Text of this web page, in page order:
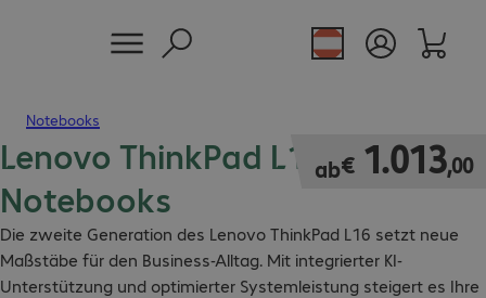
Notebooks
Lenovo ThinkPad L16 Gen 2
Notebooks
Die zweite Generation des Lenovo ThinkPad L16 setzt neue
Maßstäbe für den Business-Alltag. Mit integrierter KI-
Unterstützung und optimierter Systemleistung steigert es Ihre
ab€ 1.013,00
€ 1.013,00